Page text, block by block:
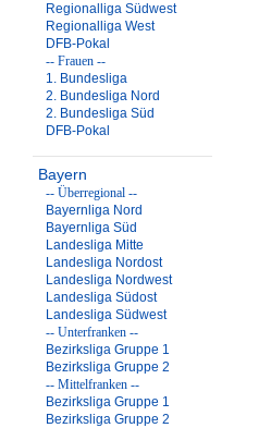
Regionalliga Südwest
Regionalliga West
DFB-Pokal
-- Frauen --
1. Bundesliga
2. Bundesliga Nord
2. Bundesliga Süd
DFB-Pokal
Bayern
-- Überregional --
Bayernliga Nord
Bayernliga Süd
Landesliga Mitte
Landesliga Nordost
Landesliga Nordwest
Landesliga Südost
Landesliga Südwest
-- Unterfranken --
Bezirksliga Gruppe 1
Bezirksliga Gruppe 2
-- Mittelfranken --
Bezirksliga Gruppe 1
Bezirksliga Gruppe 2